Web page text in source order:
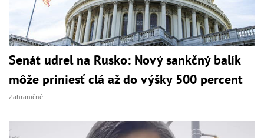
Senát udrel na Rusko: Nový sankčný balík
môže priniesť clá až do výšky 500 percent
Zahraničné